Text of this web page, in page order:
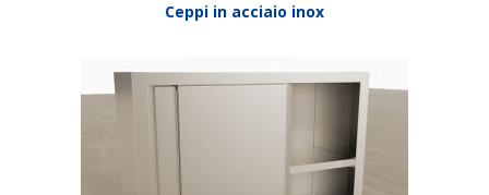
Ceppi in acciaio inox